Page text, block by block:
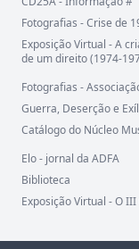
Fotografias - Crise de
Exposição Virtual - A
de um direito (1974-
Fotografias -
Guerra, Deserção e
Catálogo do Núcleo
Elo - jornal da ADFA
Biblioteca
Exposição Virtual - O